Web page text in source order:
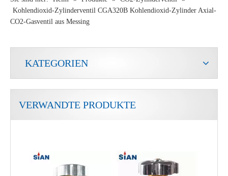
Kohlendioxid-Zylinderventil CGA320B Kohlendioxid-Zylinder Axial-
CO2-Gasventil aus Messing
KATEGORIEN
VERWANDTE PRODUKTE
Zuverlässige QF-2A Großhandel Industriegas CO2 Gasflasche Axialtyp Messingventil SiAN Marke